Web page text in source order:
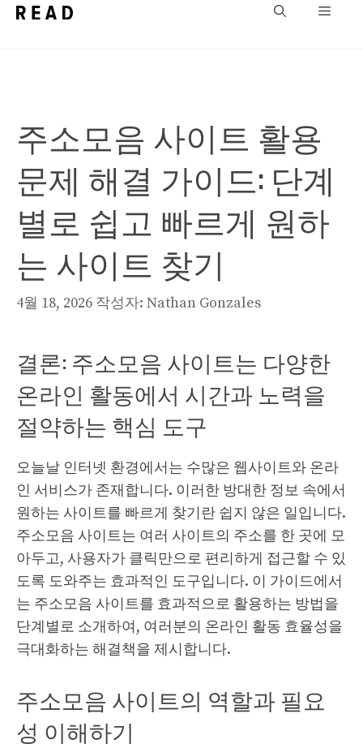
메
주소모음 사이트 활용
문제 해결 가이드: 단계
별로 쉽고 빠르게 원하
는 사이트 찾기
4월 18, 2026 작성자: Nathan Gonzales
결론: 주소모음 사이트는 다양한
온라인 활동에서 시간과 노력을
절약하는 핵심 도구
오늘날 인터넷 환경에서는 수많은 웹사이트와 온라
인 서비스가 존재합니다. 이러한 방대한 정보 속에서
원하는 사이트를 빠르게 찾기란 쉽지 않은 일입니다.
주소모음 사이트는 여러 사이트의 주소를 한 곳에 모
아두고, 사용자가 클릭만으로 편리하게 접근할 수 있
도록 도와주는 효과적인 도구입니다. 이 가이드에서
는 주소모음 사이트를 효과적으로 활용하는 방법을
단계별로 소개하여, 여러분의 온라인 활동 효율성을
극대화하는 해결책을 제시합니다.
주소모음 사이트의 역할과 필요
성 이해하기